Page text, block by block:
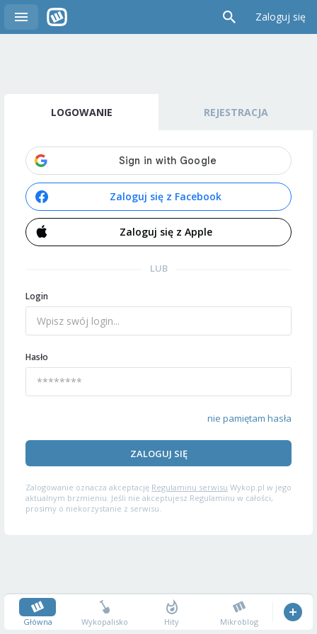
Zaloguj się
LOGOWANIE REJESTRACJA
Zaloguj się z Facebook
Zaloguj się z Apple
LUB
Login
Hasło
nie pamiętam hasła
ZALOGUJ SIĘ
Zalogowanie oznacza akceptację Regulaminu serwisu Wykop.pl w jego
aktualnym brzmieniu. Jeśli nie akceptujesz Regulaminu w całości,
prosimy o niekorzystanie z serwisu.
Główna Wykopalisko Hity Mikroblog